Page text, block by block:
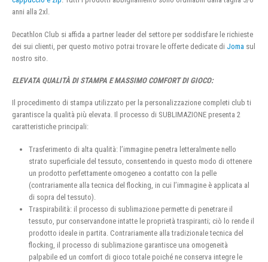
anni alla 2xl.
Decathlon Club si affida a partner leader del settore per soddisfare le richieste
dei sui clienti, per questo motivo potrai trovare le offerte dedicate di Joma sul
nostro sito.
ELEVATA QUALITÀ DI STAMPA E MASSIMO COMFORT DI GIOCO:
Il procedimento di stampa utilizzato per la personalizzazione completi club ti
garantisce la qualità più elevata. Il processo di SUBLIMAZIONE presenta 2
caratteristiche principali:
Trasferimento di alta qualità: l’immagine penetra letteralmente nello
strato superficiale del tessuto, consentendo in questo modo di ottenere
un prodotto perfettamente omogeneo a contatto con la pelle
(contrariamente alla tecnica del flocking, in cui l’immagine è applicata al
di sopra del tessuto).
Traspirabilità: il processo di sublimazione permette di penetrare il
tessuto, pur conservandone intatte le proprietà traspiranti; ciò lo rende il
prodotto ideale in partita. Contrariamente alla tradizionale tecnica del
flocking, il processo di sublimazione garantisce una omogeneità
palpabile ed un comfort di gioco totale poiché ne conserva integre le